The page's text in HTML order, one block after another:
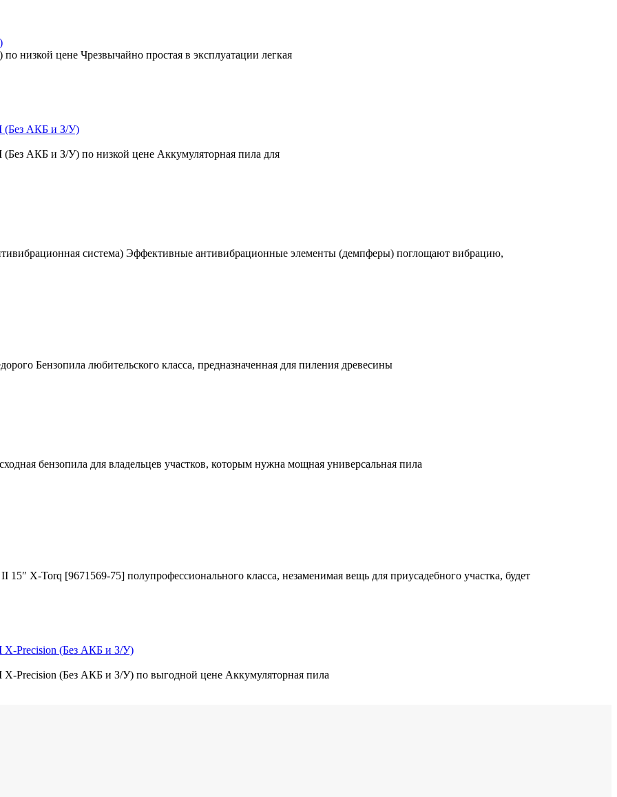
низкой цене Чрезвычайно простая в эксплуатации легкая
(Без АКБ и З/У)
АКБ и З/У) по низкой цене Аккумуляторная пила для
система) Эффективные антивибрационные элементы (демпферы) поглощают вибрацию,
Бензопила любительского класса, предназначенная для пиления древесины
бензопила для владельцев участков, которым нужна мощная универсальная пила
X-Torq [9671569-75] полупрофессионального класса, незаменимая вещь для приусадебного участка, будет
X-Precision (Без АКБ и З/У)
Precision (Без АКБ и З/У) по выгодной цене Аккумуляторная пила